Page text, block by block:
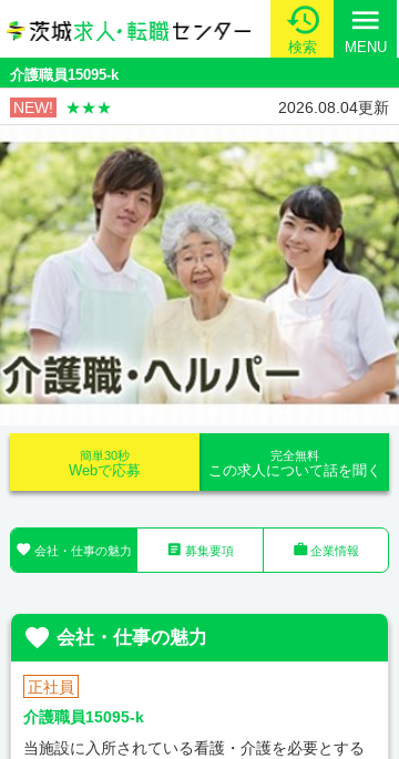
検索
menu
MENU
介護職員15095-k
NEW! ★★★ 2026.08.04更新
完全無料
この求人について話を聞く
簡単30秒
Webで応募
 会社・仕事の魅力  募集要項 企業情報
 会社・仕事の魅力
正社員
介護職員15095-k
当施設に入所されている看護・介護を必要とする